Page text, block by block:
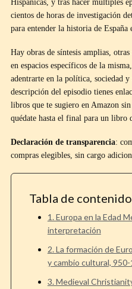
Hispánicas, y tras hacer múltiples
cientos de horas de investigación
para entender la historia de
Hay obras de síntesis amplias,
en espacios específicos de la
adentrarte en la política, sociedad
descripción del episodio tienes
libros que te sugiero en Amazon
quédate hasta el final para un libro
Declaración de transparencia:
compras elegibles, sin cargo
Tabla de
1. Europa en la Edad
interpretación
2. La formación de
y cambio cultural,
3. Medieval